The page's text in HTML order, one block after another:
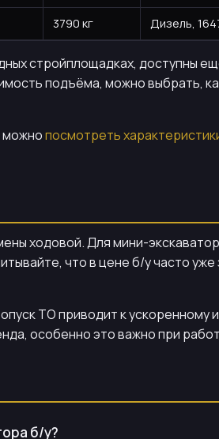
3790 кг Дизель,
стройплощадках, доступны
подъёма, можно выбрать,
можнопосмотреть
ходовой. Для мини-
что в цене б/у часто
ТО приводит к ускоренному
особенно это важно при
б/у?